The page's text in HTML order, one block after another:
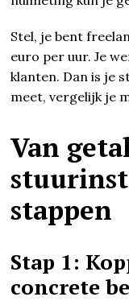
Stel, je bent
euro per uur. Je
klanten. Dan is je
meet, vergelijk je
Van
stappen
Stap 1:
concrete